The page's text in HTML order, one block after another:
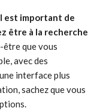
est important de
être à la recherche
être que vous
avec des
interface plus
sachez que vous